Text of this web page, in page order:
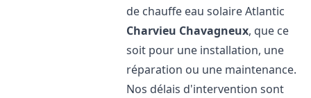
de chauffe eau solaire Atlantic
Charvieu Chavagneux, que ce
soit pour une installation, une
réparation ou une maintenance.
Nos délais d'intervention sont